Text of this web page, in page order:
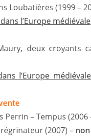
Loubatières (1999 –
l’Europe médiévale
deux croyants
l’Europe médiévale
Perrin – Tempus (2006
(2007) –